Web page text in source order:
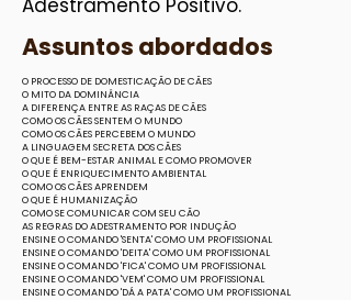
Adestramento Positivo.
Assuntos abordados
O PROCESSO DE DOMESTICAÇÃO DE CÃES
​O MITO DA DOMINÂNCIA
A DIFERENÇA ENTRE AS RAÇAS DE CÃES
COMO OS CÃES SENTEM O MUNDO
COMO OS CÃES PERCEBEM O MUNDO
A LINGUAGEM SECRETA DOS CÃES
O QUE É BEM-ESTAR ANIMAL E COMO PROMOVER
O QUE É ENRIQUECIMENTO AMBIENTAL
COMO OS CÃES APRENDEM
O QUE É HUMANIZAÇÃO
COMO SE COMUNICAR COM SEU CÃO
AS REGRAS DO ADESTRAMENTO POR INDUÇÃO
ENSINE O COMANDO 'SENTA' COMO UM PROFISSIONAL
ENSINE O COMANDO 'DEITA' COMO UM PROFISSIONAL
ENSINE O COMANDO 'FICA' COMO UM PROFISSIONAL
ENSINE O COMANDO 'VEM' COMO UM PROFISSIONAL
ENSINE O COMANDO 'DÁ A PATA' COMO UM PROFISSIONAL